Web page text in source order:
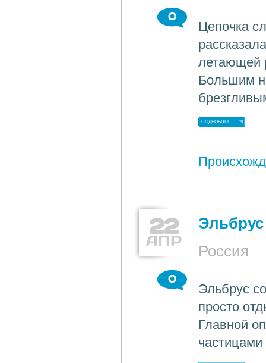
0
Цепочка
летающей
Большим
ПОДРОБНЕЕ
22
АПР
Эльбрус
Россия
0
Эльбрус
просто
Главной
частицами